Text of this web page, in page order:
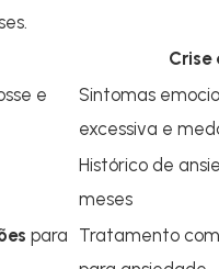
Crise
e
Sintomas
excessiva e
Histórico de
meses
para Tratamento